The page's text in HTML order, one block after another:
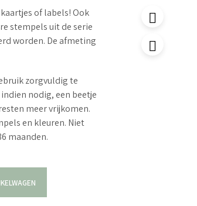
of labels! Ook
stempels uit de serie
worden. De afmeting
zorgvuldig te
nodig, een beetje
meer vrijkomen.
en kleuren. Niet
maanden.